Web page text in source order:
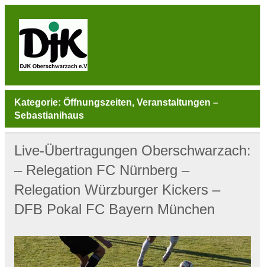
Skip
BEWEGEN! … Sport & Engagement
Kategorie: Öffnungszeiten, Veranstaltungen –
Sebastianihaus
Live-Übertragungen Oberschwarzach:
– Relegation FC Nürnberg –
Relegation Würzburger Kickers –
DFB Pokal FC Bayern München